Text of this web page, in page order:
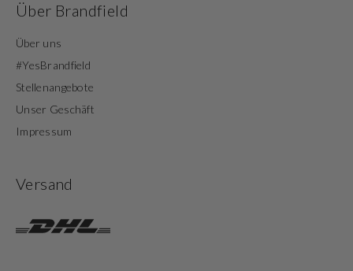
Über Brandfield
Über uns
#YesBrandfield
Stellenangebote
Unser Geschäft
Impressum
Versand